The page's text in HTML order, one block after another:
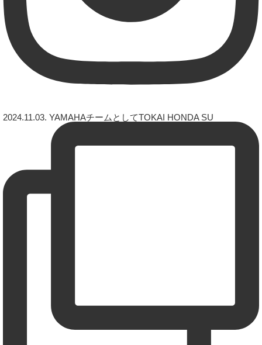
2024.11.03. YAMAHAチームとしてTOKAI HONDA SU